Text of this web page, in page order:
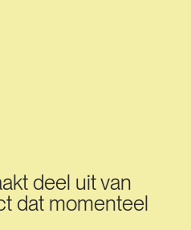
deel uit van
dat momenteel